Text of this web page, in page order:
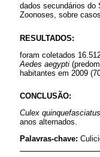
dados secundários do
Zoonoses, sobre
RESULTADOS:
foram coletados
Aedes aegypti
habitantes em 2009
CONCLUSÃO:
Culex quinquefasciatus
anos alternados.
Palavras-chave: